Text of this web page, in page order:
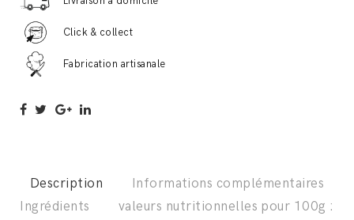
Kelsch
quantité
Click & collect
Fabrication artisanale
Description
Informations complémentaires
Ingrédients
valeurs nutritionnelles pour 100g :